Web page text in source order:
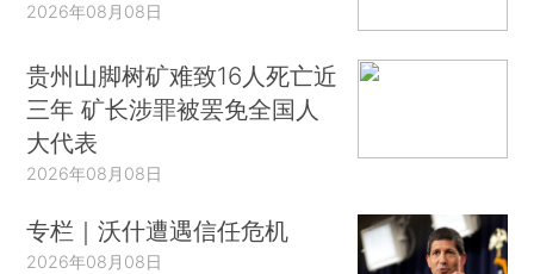
2026年08月08日
贵州山脚树矿难致16人死亡近
三年 矿长涉罪被罢免全国人
大代表
2026年08月08日
专栏｜沃什遭遇信任危机
2026年08月08日